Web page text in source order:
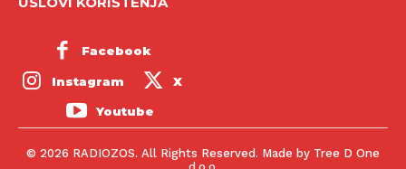
Facebook
Instagram X
Youtube
© 2026 RADIOZOS. All Rights Reserved. Made by Tree D One